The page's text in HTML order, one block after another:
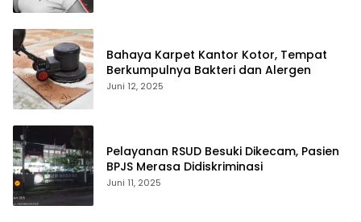
Bahaya Karpet Kantor Kotor, Tempat
Berkumpulnya Bakteri dan Alergen
Juni 12, 2025
Pelayanan RSUD Besuki Dikecam, Pasien
BPJS Merasa Didiskriminasi
Juni 11, 2025